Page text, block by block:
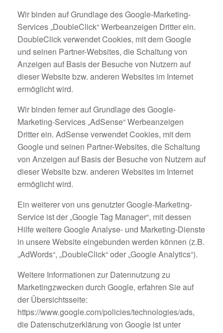
Wir binden auf Grundlage des Google-Marketing-
Services „DoubleClick“ Werbeanzeigen Dritter ein.
DoubleClick verwendet Cookies, mit dem Google
und seinen Partner-Websites, die Schaltung von
Anzeigen auf Basis der Besuche von Nutzern auf
dieser Website bzw. anderen Websites im Internet
ermöglicht wird.
Wir binden ferner auf Grundlage des Google-
Marketing-Services „AdSense“ Werbeanzeigen
Dritter ein. AdSense verwendet Cookies, mit dem
Google und seinen Partner-Websites, die Schaltung
von Anzeigen auf Basis der Besuche von Nutzern auf
dieser Website bzw. anderen Websites im Internet
ermöglicht wird.
Ein weiterer von uns genutzter Google-Marketing-
Service ist der „Google Tag Manager“, mit dessen
Hilfe weitere Google Analyse- und Marketing-Dienste
in unsere Website eingebunden werden können (z.B.
„AdWords“, „DoubleClick“ oder „Google Analytics“).
Weitere Informationen zur Datennutzung zu
Marketingzwecken durch Google, erfahren Sie auf
der Übersichtsseite:
https://www.google.com/policies/technologies/ads,
die Datenschutzerklärung von Google ist unter